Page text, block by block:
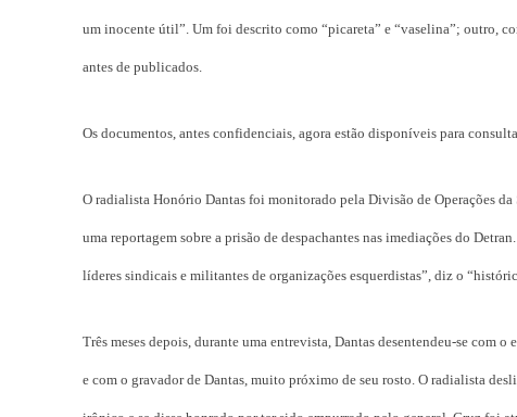
um inocente útil”. Um foi descrito como “picareta” e “vaselina”; outro,
antes de publicados.
Os documentos, antes confidenciais, agora estão disponíveis para
O radialista Honório Dantas foi monitorado pela Divisão de Operações
uma reportagem sobre a prisão de despachantes nas imediações do
líderes sindicais e militantes de organizações esquerdistas”, diz o
Três meses depois, durante uma entrevista, Dantas desentendeu-se com
e com o gravador de Dantas, muito próximo de seu rosto. O radialista